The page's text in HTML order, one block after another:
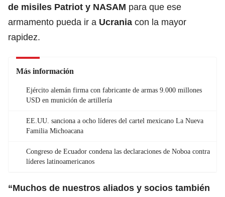
de misiles Patriot y NASAM para que ese
armamento pueda ir a Ucrania con la mayor
rapidez.
Más información
Ejército alemán firma con fabricante de armas 9.000 millones
USD en munición de artillería
EE.UU. sanciona a ocho líderes del cartel mexicano La Nueva
Familia Michoacana
Congreso de Ecuador condena las declaraciones de Noboa contra
líderes latinoamericanos
“Muchos de nuestros aliados y socios también